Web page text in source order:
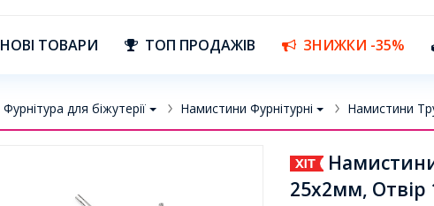
НОВІ ТОВАРИ ТОП ПРОДАЖІВ ЗНИЖКИ -35%
Фурнітура для біжутерії Намистини Фурнітурні Намистини
Намистини
25х2мм, Отвір